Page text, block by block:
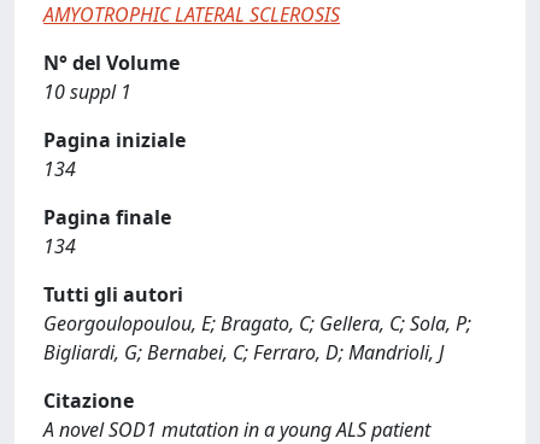
AMYOTROPHIC LATERAL SCLEROSIS
N° del Volume
10 suppl 1
Pagina iniziale
134
Pagina finale
134
Tutti gli autori
Georgoulopoulou, E; Bragato, C; Gellera, C; Sola, P;
Bigliardi, G; Bernabei, C; Ferraro, D; Mandrioli, J
Citazione
A novel SOD1 mutation in a young ALS patient